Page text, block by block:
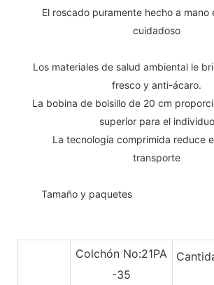
El roscado puramente hecho a mano
cuidadoso
Los materiales de salud ambiental le
fresco y anti-ácaro.
La bobina de bolsillo de 20 cm
superior para el individuo
La tecnología comprimida reduce
transporte
Tamaño y paquetes
Colchón No:21PA
-35